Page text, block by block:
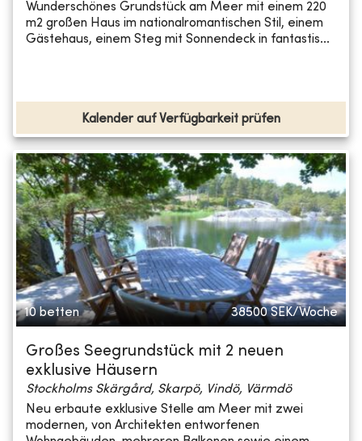
Wunderschönes Grundstück am Meer mit einem 220
m2 großen Haus im nationalromantischen Stil, einem
Gästehaus, einem Steg mit Sonnendeck in fantastis...
Kalender auf Verfügbarkeit prüfen
10 betten 38500 SEK/Woche
Großes Seegrundstück mit 2 neuen
exklusive Häusern
Stockholms Skärgård, Skarpö, Vindö, Värmdö
Neu erbaute exklusive Stelle am Meer mit zwei
modernen, von Architekten entworfenen